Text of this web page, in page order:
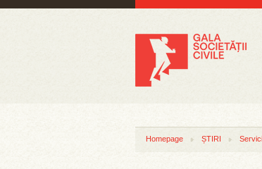
Homepage ȘTIRI